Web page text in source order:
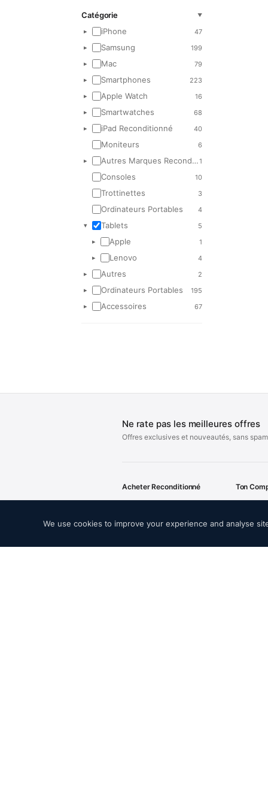
Catégorie ▼
▸ iPhone 47
▸ Samsung 199
▸ Mac 79
▸ Smartphones 223
▸ Apple Watch 16
▸ Smartwatches 68
▸ iPad Reconditionné 40
Moniteurs 6
▸ Autres Marques Reconditionnées1
Consoles 10
Trottinettes 3
Ordinateurs Portables 4
▾ Tablets 5
▸ Apple 1
▸ Lenovo 4
▸ Autres 2
▸ Ordinateurs Portables 195
▸ Accessoires 67
Ne rate pas les meilleures offres
Offres exclusives et nouveautés, sans
Acheter Reconditionné
iPad
Ton
We use cookies to improve your experience and analyse